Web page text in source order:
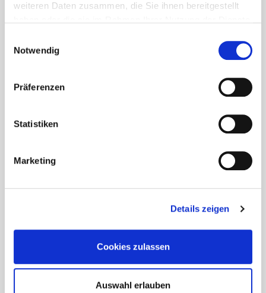
weiteren Daten zusammen, die Sie ihnen bereitgestellt
Notwendig
Präferenzen
Statistiken
Marketing
Details zeigen
Cookies zulassen
Auswahl erlauben